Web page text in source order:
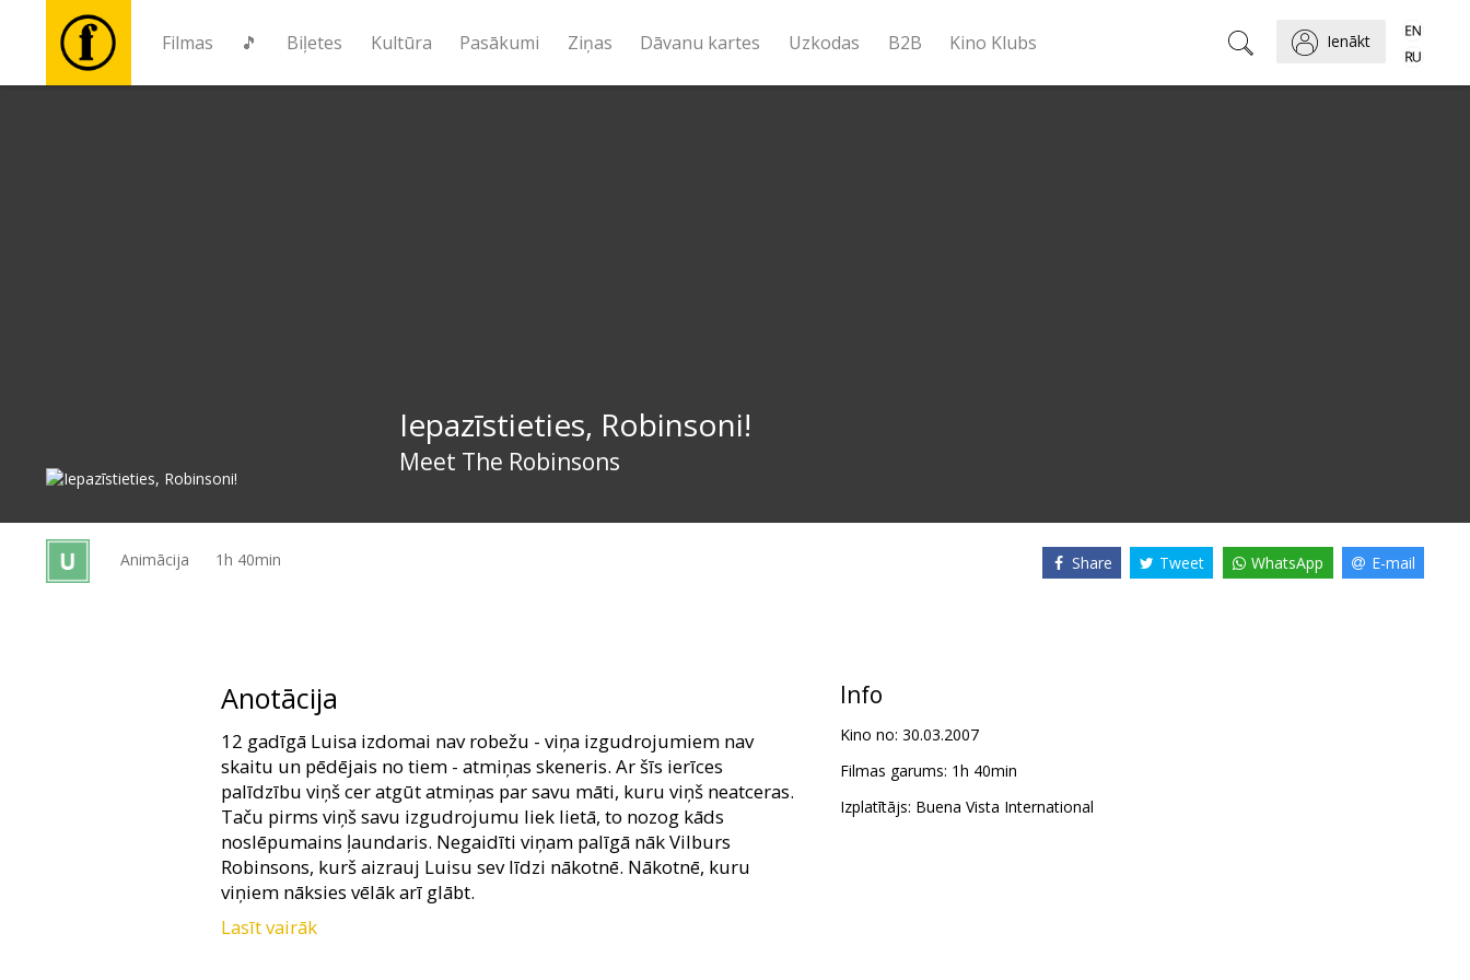
Filmas 🎵 Biļetes Kultūra Pasākumi Ziņas Dāvanu kartes Uzkodas B2B Kino Klubs Ienākt
kartes
Iepazīstieties, Robinsoni!
Meet The Robinsons
Animācija 1h 40min Share Tweet WhatsApp E-mail
Anotācija
12 gadīgā Luisa izdomai nav robežu - viņa izgudrojumiem nav
skaitu un pēdējais no tiem - atmiņas skeneris. Ar šīs ierīces
palīdzību viņš cer atgūt atmiņas par savu māti, kuru viņš neatceras.
Taču pirms viņš savu izgudrojumu liek lietā, to nozog kāds
noslēpumains ļaundaris. Negaidīti viņam palīgā nāk Vilburs
Robinsons, kurš aizrauj Luisu sev līdzi nākotnē. Nākotnē, kuru
viņiem nāksies vēlāk arī glābt.
Lomas ierunājuši: Angela Bassett, Tom Selleck, Harland Williams,
Lasīt vairāk
Info
Kino no: 30.03.2007
Filmas garums: 1h 40min
Izplatītājs: Buena Vista International